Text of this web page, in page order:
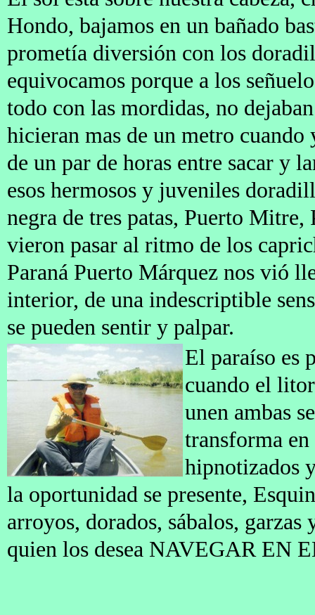
Hondo, bajamos en un bañado
prometía diversión con los
equivocamos porque a los
todo con las mordidas, no
hicieran mas de un metro
de un par de horas entre sacar y
esos hermosos y juveniles
negra de tres patas, Puerto
vieron pasar al ritmo de los
Paraná Puerto Márquez nos vió
interior, de una indescriptible
se pueden sentir y palpar.
El paraíso es
cuando el
unen ambas
transforma
hipnotizados
la oportunidad se presente,
arroyos, dorados, sábalos, garzas
quien los desea NAVEGAR EN